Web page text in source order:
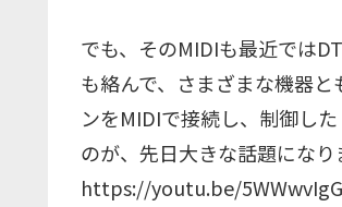
でも、そのMIDIも最近では
も絡んで、さまざまな機器
ンをMIDIで接続し、制御し
のが、先日大きな話題になり
https://youtu.be/